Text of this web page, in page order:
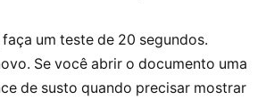
um teste de 20 segundos.
Se você abrir o documento uma
de susto quando precisar mostrar